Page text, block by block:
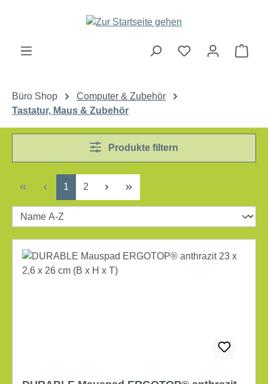
Zum Hauptinhalt springen
Büro Shop
Computer & Zubehör
Tastatur, Maus & Zubehör
Produkte filtern
Seite
1 Seite
2